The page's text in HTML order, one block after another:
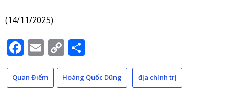
(14/11/2025)
Facebook
Email
Copy
Link
Quan Điểm Hoàng Quốc Dũng địa chính trị